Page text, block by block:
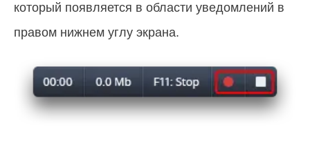
который появляется в области уведомлений в
правом нижнем углу экрана.